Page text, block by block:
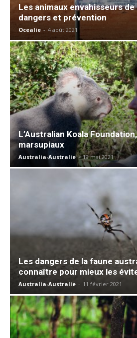
Les animaux envahisseurs de
dangers et prévention
Ocealie - 4 août 2021
L’Australian Koala
marsupiaux
Australia-Australie - 19 mai 2021
Les dangers de la faune
connaître pour mieux les
Australia-Australie - 11 février 2021